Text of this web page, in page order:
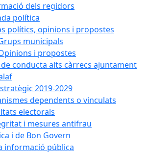
dels regidors
política
polítics, opinions i propostes
municipals
i propostes
de conducta alts càrrecs ajuntament
2019-2029
dependents o vinculats
electorals
i mesures antifrau
i de Bon Govern
informació pública